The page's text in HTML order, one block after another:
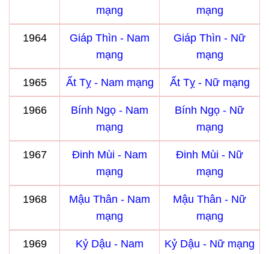
mạng
mạng
1964
Giáp Thìn - Nam
mạng
Giáp Thìn - Nữ
mạng
1965 Ất Tỵ - Nam mạng Ất Tỵ - Nữ mạng
1966
Bính Ngọ - Nam
mạng
Bính Ngọ - Nữ
mạng
1967
Đinh Mùi - Nam
mạng
Đinh Mùi - Nữ
mạng
1968
Mậu Thân - Nam
mạng
Mậu Thân - Nữ
mạng
1969
Kỷ Dậu - Nam
Kỷ Dậu - Nữ mạng